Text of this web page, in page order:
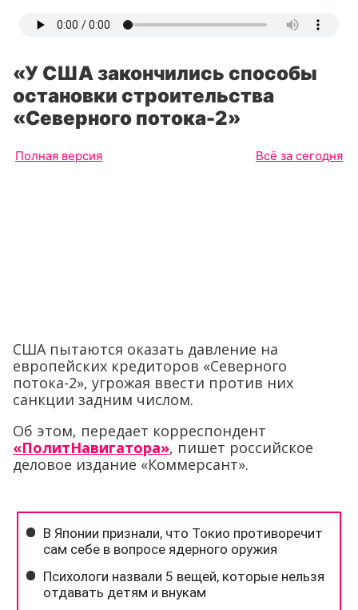
«У США закончились способы
остановки строительства
«Северного потока-2»
Полная версия Всё за сегодня
США пытаются оказать давление на
европейских кредиторов «Северного
потока-2», угрожая ввести против них
санкции задним числом.
Об этом, передает корреспондент
«ПолитНавигатора», пишет российское
деловое издание «Коммерсант».